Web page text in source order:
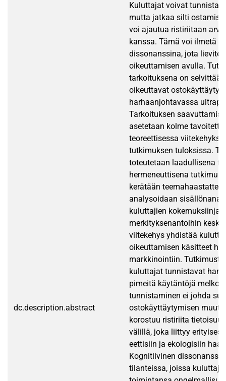
dc.description.abstract
Kuluttajat voivat tunnistaa
mutta jatkaa silti
voi ajautua ristiriitaan
kanssa. Tämä voi ilmetä
dissonanssina, jota
oikeuttamisen avulla.
tarkoituksena on
oikeuttavat
harhaanjohtavassa
Tarkoituksen
asetetaan kolme
teoreettisessa
tutkimuksen tuloksissa.
toteutetaan laadullisena
hermeneuttisena
kerätään
analysoidaan
kuluttajien kokemuksiinja
merkityksenantoihin
viitekehys yhdistää
oikeuttamisen käsitteet
markkinointiin.
kuluttajat tunnistavat
pimeitä käytäntöjä melko
tunnistaminen ei johda
ostokäyttäytymisen
korostuu ristiriita
välillä, joka liittyy
eettisiin ja ekologisiin
Kognitiivinen dissonanssi
tilanteissa, joissa